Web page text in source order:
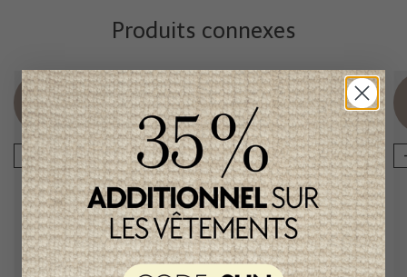
Produits connexes
Item
unique
-50%
Item
unique
-50%